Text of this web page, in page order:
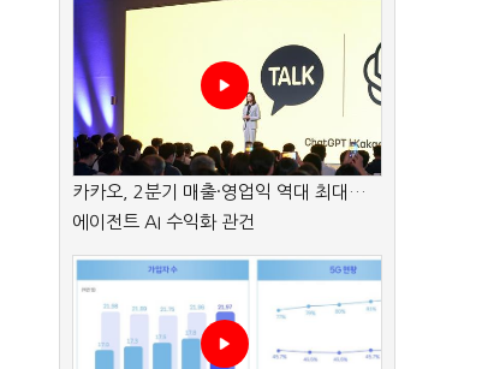
카카오, 2분기 매출·영업익 역대 최대…
에이전트 AI 수익화 관건